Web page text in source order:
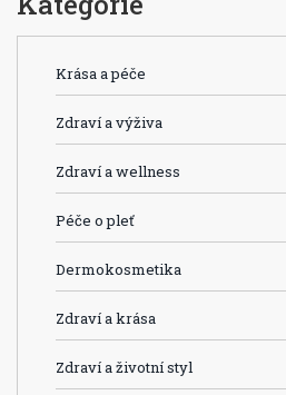
Krása a péče
Zdraví a výživa
Zdraví a wellness
Péče o pleť
Dermokosmetika
Zdraví a krása
Zdraví a životní styl